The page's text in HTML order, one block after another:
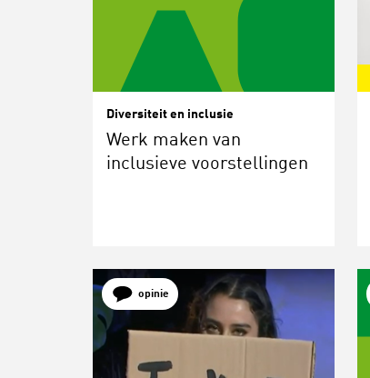
Diversiteit en inclusie
Werk maken van
inclusieve voorstellingen
opinie